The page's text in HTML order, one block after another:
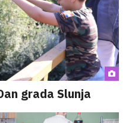
grada Slunja